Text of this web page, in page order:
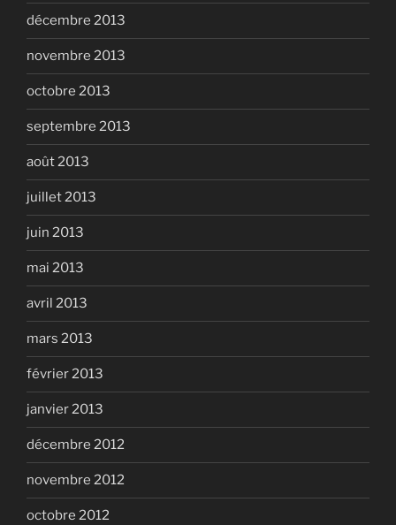
décembre 2013
novembre 2013
octobre 2013
septembre 2013
août 2013
juillet 2013
juin 2013
mai 2013
avril 2013
mars 2013
février 2013
janvier 2013
décembre 2012
novembre 2012
octobre 2012